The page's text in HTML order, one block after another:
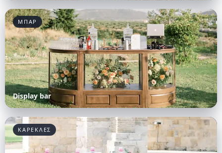
ΜΠΑΡ
Display bar
ΚΑΡΕΚΛΕΣ